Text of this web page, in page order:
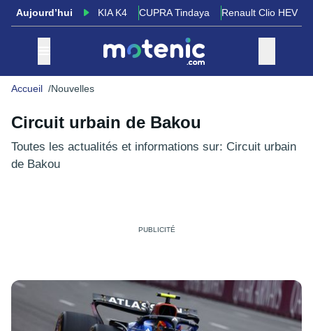
Aujourd’hui KIA K4 CUPRA Tindaya Renault Clio HEV
Accueil Nouvelles
Circuit urbain de Bakou
Toutes les actualités et informations sur: Circuit urbain
de Bakou